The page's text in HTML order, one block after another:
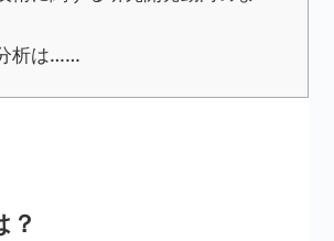
析は……
？